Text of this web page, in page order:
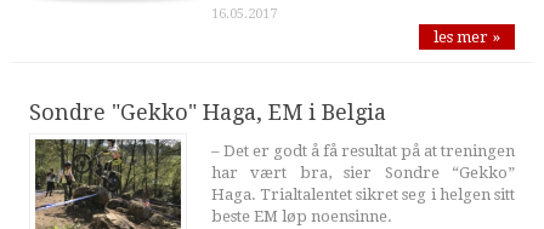
16.05.2017
les mer »
Sondre "Gekko" Haga, EM i Belgia
– Det er godt å få resultat på at treningen
har vært bra, sier Sondre “Gekko”
Haga. Trialtalentet sikret seg i helgen sitt
beste EM løp noensinne.